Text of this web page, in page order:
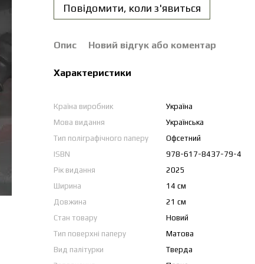
Повідомити, коли з'явиться
Опис Новий відгук або коментар
Характеристики
Країна виробник
Україна
Мова видання
Українська
Тип поліграфічного паперу
Офсетний
ISBN
978-617-8437-79-4
Рік видання
2025
Ширина
14 см
Довжина
21 см
Стан товару
Новий
Тип поверхні паперу
Матова
Вид палітурки
Тверда